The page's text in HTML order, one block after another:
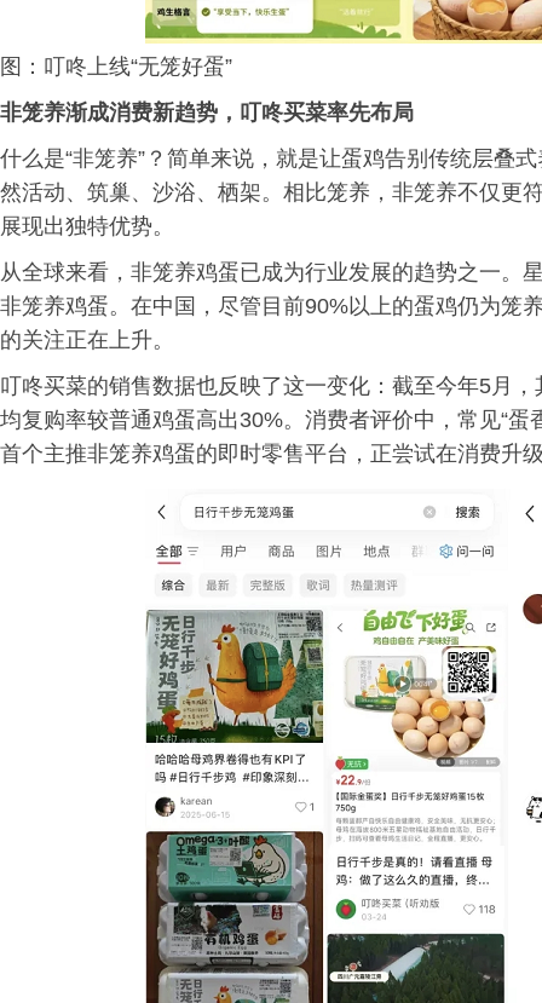
图：叮咚上线“无笼好蛋”
非笼养渐成消费新趋势，叮咚买菜率先布局
什么是“非笼养”？简单来说，就是让蛋鸡告别传统层叠
然活动、筑巢、沙浴、栖架。相比笼养，非笼养不仅更
展现出独特优势。
从全球来看，非笼养鸡蛋已成为行业发展的趋势之一。
非笼养鸡蛋。在中国，尽管目前90%以上的蛋鸡仍为笼
的关注正在上升。
叮咚买菜的销售数据也反映了这一变化：截至今年5月
均复购率较普通鸡蛋高出30%。消费者评价中，常见“蛋
首个主推非笼养鸡蛋的即时零售平台，正尝试在消费升